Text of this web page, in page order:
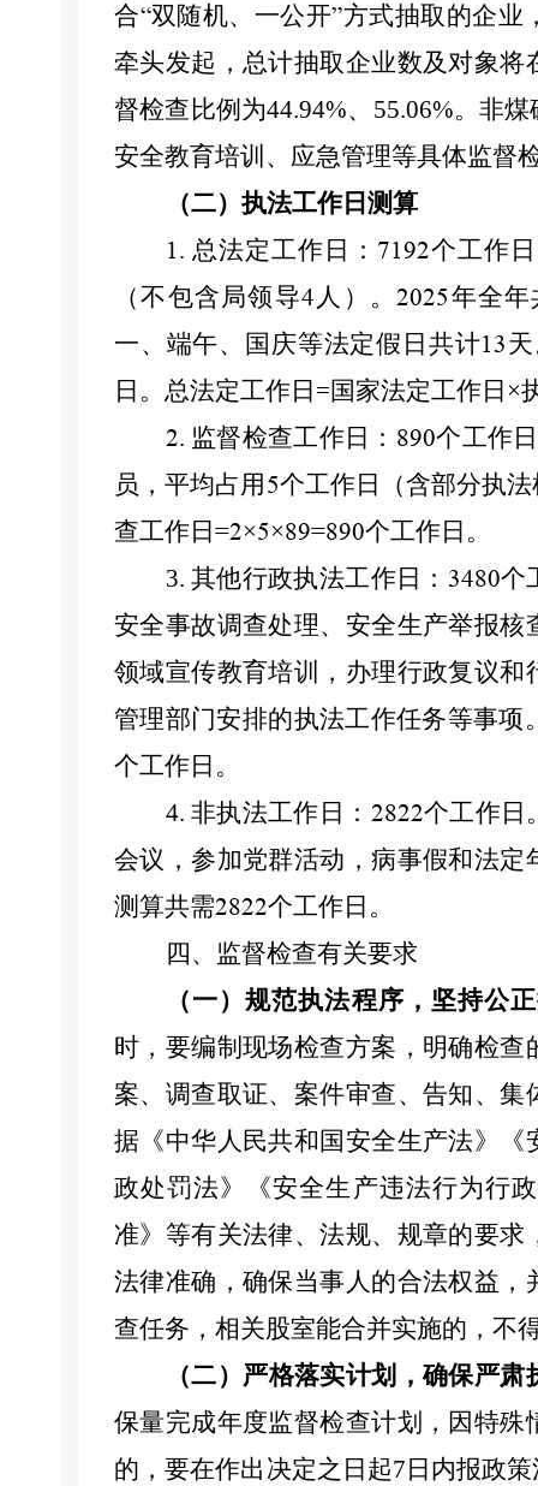
合“双随机、一公开”方式抽取的企业
牵头发起，总计抽取企业数及对象
督检查比例为44.94%、 55.06%。非
安全教育培训、应急管理等具体监督
（二）执法工作日测算
1. 总法定工作日： 7192个工作
（不包含局领导4 人）。2025年全年
一、端午、国庆等法定假日共计13
日。总法定工作日 =国家法定工作日 ×
2. 监督检查工作日： 890个工作
员，平均占用 5个工作日（含部分执
查工作日 =2×5×89=890个工作日。
3.其他行政执法工作日： 3480个
安全事故调查处理、安全生产举报核
领域宣传教育培训
， 办理行政复议和
管理部门安排的执法工作任务等事项
个工作日。
4.非执法工作日： 2822个工作日
会议 ，参加党群活动 ，病事假和法定
测算共需2822个工作日。
四、监督检查有关要求
（一）规范执法程序，坚持公
时，要编制现场检查方案，明确检查
案、调查取证、案件审查、告知、
据《中华人民共和国安全生产法》
政处罚法》《安全生产违法行为行
准》等有关法律、法规、规章的要求
法律准确，确保当事人的合法权益
查任务，相关股室能合并实施的 ， 不
（二） 严格落实计划，确保严肃
保量完成年度监督检查计划，因特
的，要在作出决定之日起7 日内报政